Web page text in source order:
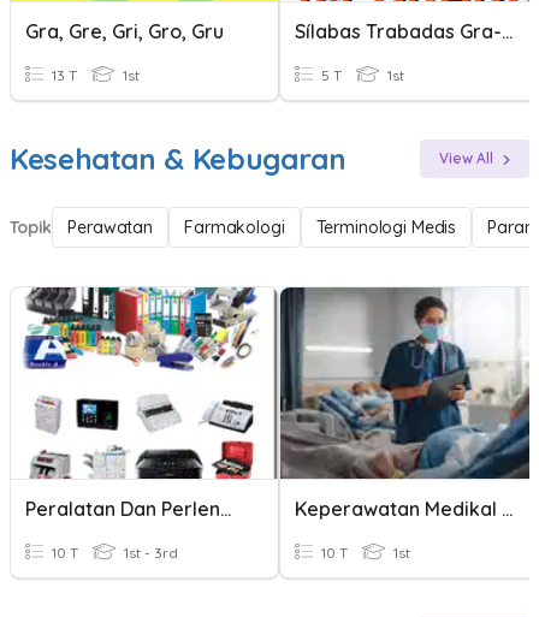
Gra, Gre, Gri, Gro, Gru
13 T 1st
Sílabas Trabadas Gra-Gre-Gri-Gro-Gru
5 T 1st
Kesehatan & Kebugaran View All
Topik Perawatan Farmakologi Terminologi Medis
Peralatan Dan Perlengkapan Kantor
10 T 1st - 3rd
Keperawatan Medikal Bedah
10 T 1st